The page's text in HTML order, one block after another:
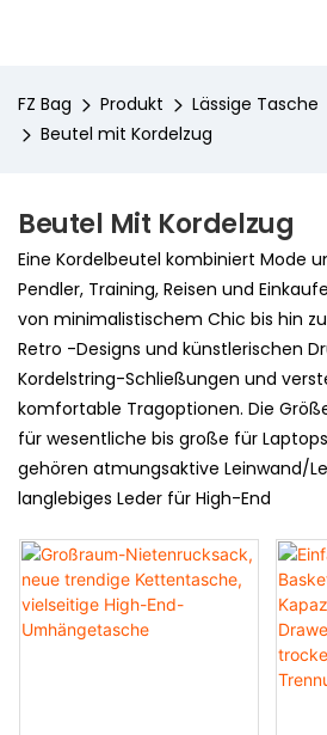
FZ Bag Produkt
Lässige Tasche
Beutel mit Kordelzug
Beutel Mit Kordelzug
Eine Kordelbeutel kombiniert Mode
Pendler, Training, Reisen und
von minimalistischem Chic bis hin
Retro -Designs und künstlerischen
Kordelstring-Schließungen und
komfortable Tragoptionen. Die
für wesentliche bis große für
gehören atmungsaktive Leinwand/
langlebiges Leder für High-End